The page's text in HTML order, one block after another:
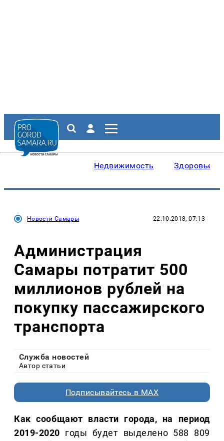
Недвижимость Здоровье
Новости Самары 22.10.2018, 07:13
Администрация
Самары потратит 500
миллионов рублей на
покупку пассажирского
транспорта
Служба новостей
Автор статьи
Подписывайтесь в MAX
Как сообщают власти города, на период
2019-2020 годы будет выделено 588 809